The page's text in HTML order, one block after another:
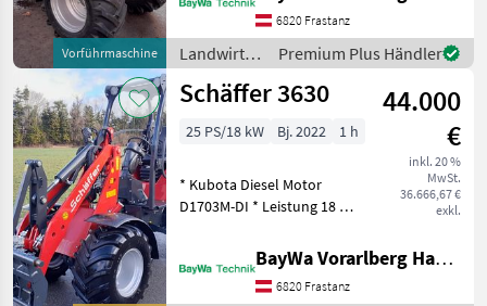
Vorführmaschine
Heckgewicht Endplatte
Schnellgang 20 km/h
Beleuchtungsanla
6820 Frastanz
Landwirtsch.
Motorfahrzeuge
/ Schäffer
Premium Plus Händler
Schäffer 3630
44.000
€
inkl. 20 %
MwSt.
36.666,67 €
exkl.
25 PS/18 kW Bj. 2022 1 h
* Kubota Diesel Motor
D1703M-DI * Leistung 18 KW
Ausgestattet mit:
Heckgewicht Endplatte,
BayWa Vorarlberg HandelsGmbH BayWa Technik
6820 Frastanz